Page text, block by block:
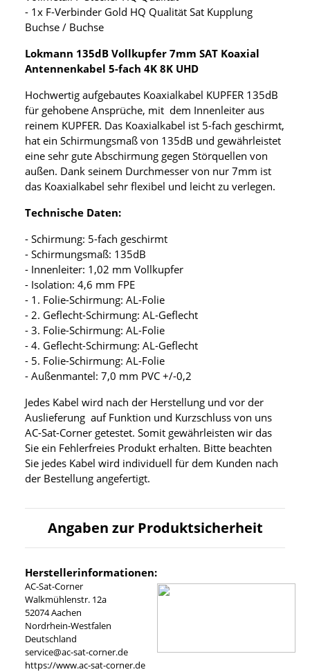
- 1x F-Verbinder Gold HQ Qualität Sat Kupplung
Buchse / Buchse
Lokmann 135dB Vollkupfer 7mm SAT Koaxial
Antennenkabel 5-fach 4K 8K UHD
Hochwertig aufgebautes Koaxialkabel KUPFER 135dB
für gehobene Ansprüche, mit dem Innenleiter aus
reinem KUPFER. Das Koaxialkabel ist 5-fach geschirmt,
hat ein Schirmungsmaß von 135dB und gewährleistet
eine sehr gute Abschirmung gegen Störquellen von
außen. Dank seinem Durchmesser von nur 7mm ist
das Koaxialkabel sehr flexibel und leicht zu verlegen.
Technische Daten:
- Schirmung: 5-fach geschirmt
- Schirmungsmaß: 135dB
- Innenleiter: 1,02 mm Vollkupfer
- Isolation: 4,6 mm FPE
- 1. Folie-Schirmung: AL-Folie
- 2. Geflecht-Schirmung: AL-Geflecht
- 3. Folie-Schirmung: AL-Folie
- 4. Geflecht-Schirmung: AL-Geflecht
- 5. Folie-Schirmung: AL-Folie
- Außenmantel: 7,0 mm PVC +/-0,2
Jedes Kabel wird nach der Herstellung und vor der
Auslieferung auf Funktion und Kurzschluss von uns
AC-Sat-Corner getestet. Somit gewährleisten wir das
Sie ein Fehlerfreies Produkt erhalten. Bitte beachten
Sie jedes Kabel wird individuell für dem Kunden nach
der Bestellung angefertigt.
Angaben zur Produktsicherheit
Herstellerinformationen:
AC-Sat-Corner
Walkmühlenstr. 12a
52074 Aachen
Nordrhein-Westfalen
Deutschland
service@ac-sat-corner.de
https://www.ac-sat-corner.de